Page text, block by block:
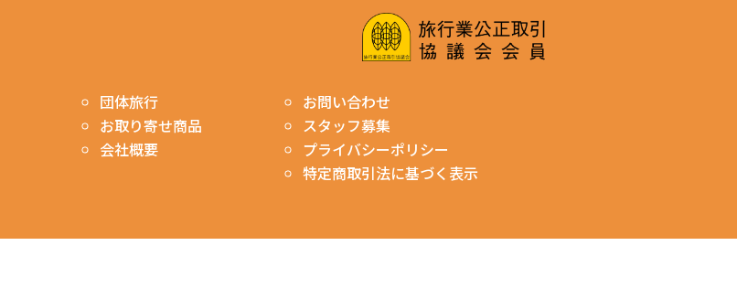
団体旅行
お取り寄せ商品
会社概要
お問い合わせ
スタッフ募集
プライバシーポリシー
特定商取引法に基づく表示